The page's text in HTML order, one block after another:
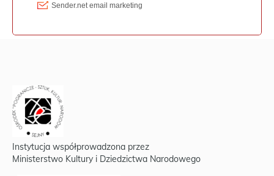
Instytucja współprowadzona przez
Ministerstwo Kultury i Dziedzictwa Narodowego